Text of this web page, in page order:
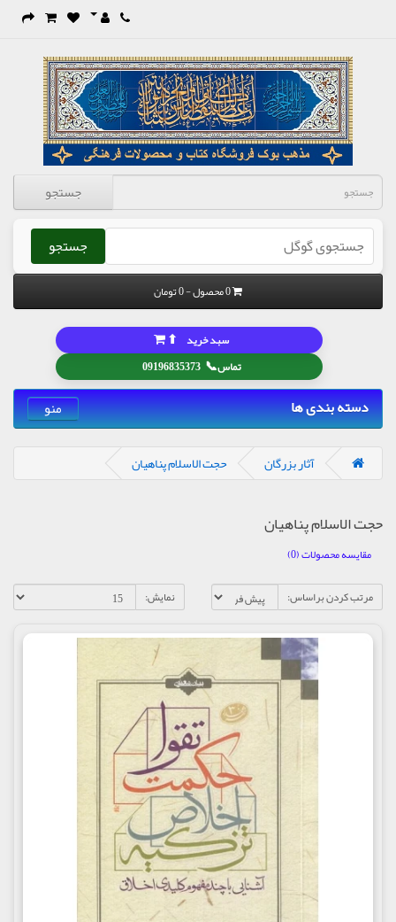
جستجو
جستجو
0 محصول - 0 تومان
تماس📞
09196835373
سبد خرید ⬆
دسته بندی ها منو
آثار بزرگان حجت الاسلام پناهیان
حجت الاسلام پناهیان
مقایسه محصولات (0)
مرتب کردن براساس:
نمایش: